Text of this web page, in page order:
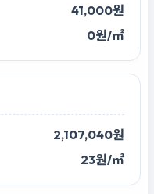
41,000원
0원/㎡
2,107,040원
23원/㎡